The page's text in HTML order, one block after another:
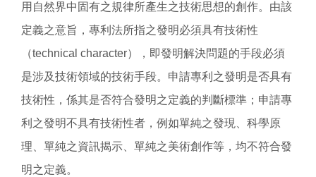
用自然界中固有之規律所產生之技術思想的創作。由該
定義之意旨，專利法所指之發明必須具有技術性
（technical character），即發明解決問題的手段必須
是涉及技術領域的技術手段。申請專利之發明是否具有
技術性，係其是否符合發明之定義的判斷標準；申請專
利之發明不具有技術性者，例如單純之發現、科學原
理、單純之資訊揭示、單純之美術創作等，均不符合發
明之定義。